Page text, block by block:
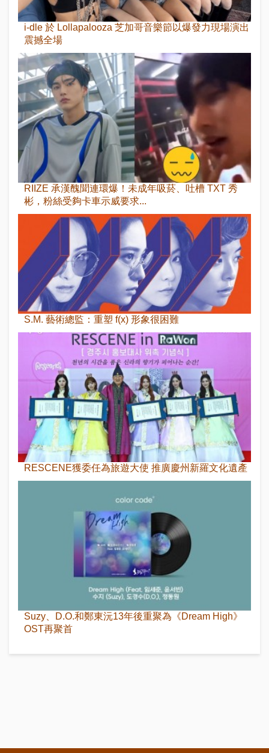
i-dle 於 Lollapalooza 芝加哥音樂節以爆發力現場演出
震撼全場
RIIZE 承漢醜聞連環爆！未成年吸菸、吐槽 TXT 秀
彬，粉絲受夠卡車示威要求...
S.M. 藝術總監：重塑 f(x) 形象很困難
RESCENE獲委任為旅遊大使 推廣慶州新羅文化遺產
Suzy、D.O.和鄭東沅13年後重聚為《Dream High》
OST再聚首